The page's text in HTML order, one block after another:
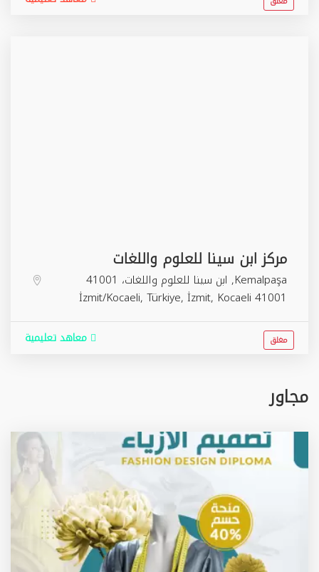
مركز ابن سينا للعلوم واللغات
Kemalpaşa, ابن سينا للعلوم واللغات، 41001
İzmit/Kocaeli, Türkiye, İzmit, Kocaeli 41001
معاهد تعليمية مغلق
مجاور